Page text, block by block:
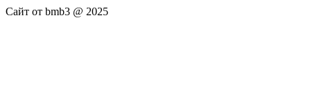
Сайт от bmb3 @ 2025